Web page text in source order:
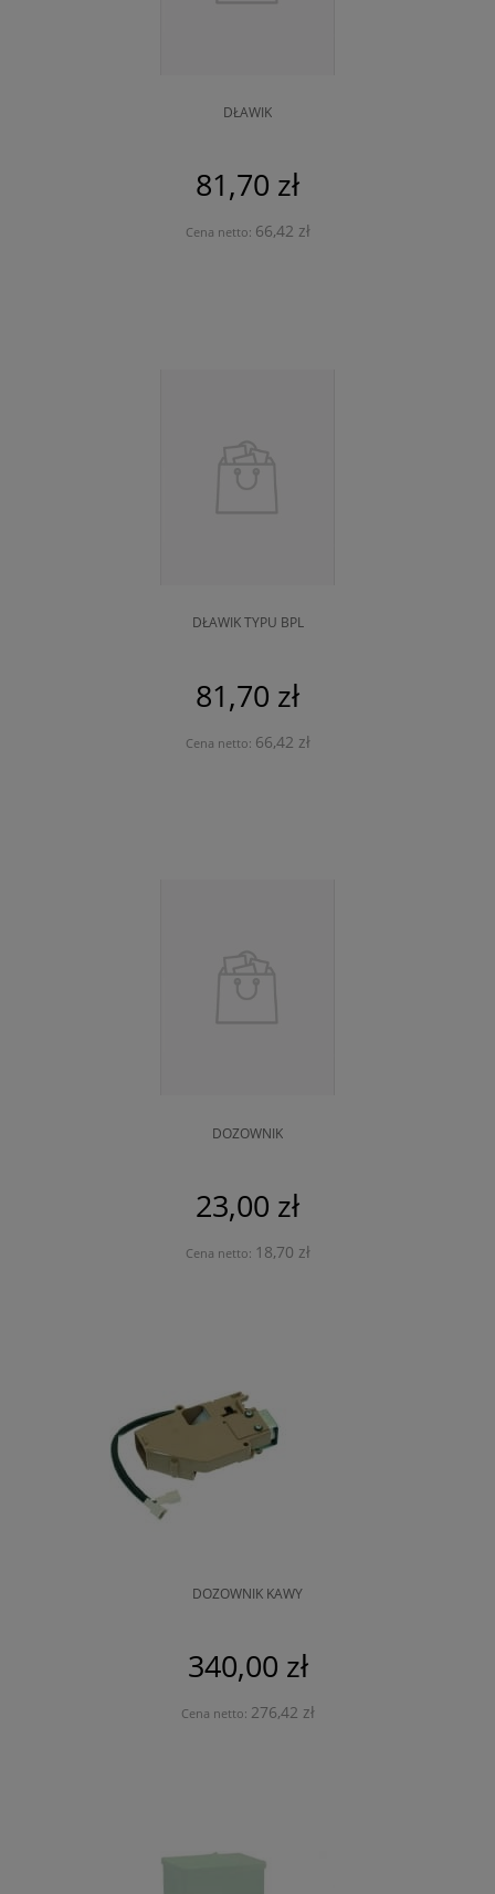
DŁAWIK
81,70 zł
Cena netto: 66,42 zł
DŁAWIK TYPU BPL
81,70 zł
Cena netto: 66,42 zł
DOZOWNIK
23,00 zł
Cena netto: 18,70 zł
DOZOWNIK KAWY
340,00 zł
Cena netto: 276,42 zł